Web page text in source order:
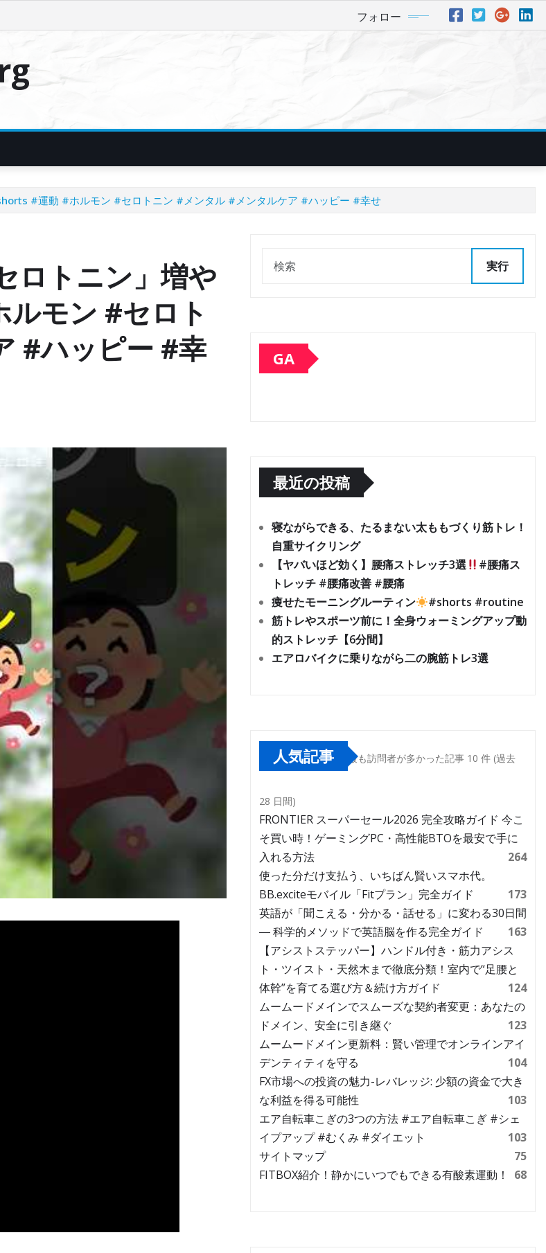
フォロー
#運動 #ホルモン #セロトニン #メンタル #メンタルケア #ハッピー #幸せ
ロトニン」増や
モン #セロト
#ハッピー #幸
実行
GA
最近の投稿
寝ながらできる、たるまない太ももづくり筋トレ！
自重サイクリング
【ヤバいほど効く】腰痛ストレッチ3選
#腰痛ス
トレッチ #腰痛改善 #腰痛
痩せたモーニングルーティン
#shorts #routine
筋トレやスポーツ前に！全身ウォーミングアップ動
的ストレッチ【6分間】
エアロバイクに乗りながら二の腕筋トレ3選
人気記事 最も訪問者が多かった記事 10 件 (過去
28 日間)
FRONTIER スーパーセール2026 完全攻略ガイド 今こ
そ買い時！ゲーミングPC・高性能BTOを最安で手に
入れる方法
264
使った分だけ支払う、いちばん賢いスマホ代。
BB.exciteモバイル「Fitプラン」完全ガイド
173
英語が「聞こえる・分かる・話せる」に変わる30日間
― 科学的メソッドで英語脳を作る完全ガイド
163
【アシストステッパー】ハンドル付き・筋力アシス
ト・ツイスト・天然木まで徹底分類！室内で“足腰と
体幹”を育てる選び方＆続け方ガイド
124
ムームードメインでスムーズな契約者変更：あなたの
ドメイン、安全に引き継ぐ
123
ムームードメイン更新料：賢い管理でオンラインアイ
デンティティを守る
104
FX市場への投資の魅力-レバレッジ: 少額の資金で大き
な利益を得る可能性
103
エア自転車こぎの3つの方法 #エア自転車こぎ #シェ
イプアップ #むくみ #ダイエット
103
サイトマップ
75
FITBOX紹介！静かにいつでもできる有酸素運動！
68